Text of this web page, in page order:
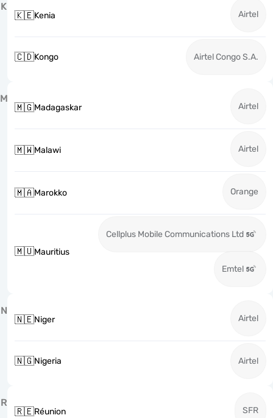
K
🇰🇪Kenia Airtel
🇨🇩Kongo Airtel Congo S.A.
M
🇲🇬Madagaskar Airtel
🇲🇼Malawi Airtel
🇲🇦Marokko Orange
🇲🇺Mauritius
Cellplus Mobile Communications Ltd
Emtel
N
🇳🇪Niger Airtel
🇳🇬Nigeria Airtel
R
🇷🇪Réunion SFR